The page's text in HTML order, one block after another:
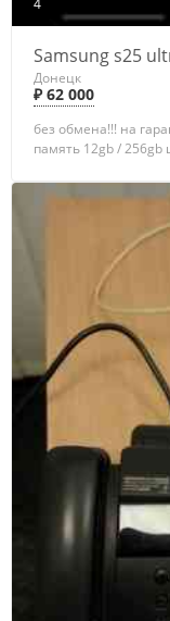
Samsung s25
Донецк
₽ 62 000
без обмена!!! на
память 12gb / 256gb